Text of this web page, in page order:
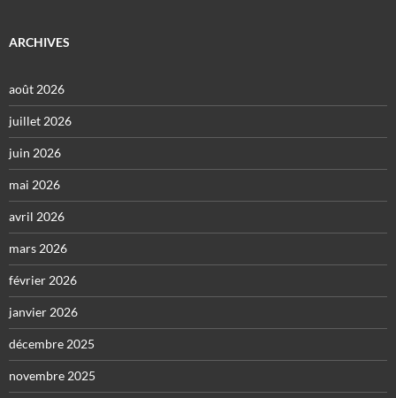
ARCHIVES
août 2026
juillet 2026
juin 2026
mai 2026
avril 2026
mars 2026
février 2026
janvier 2026
décembre 2025
novembre 2025